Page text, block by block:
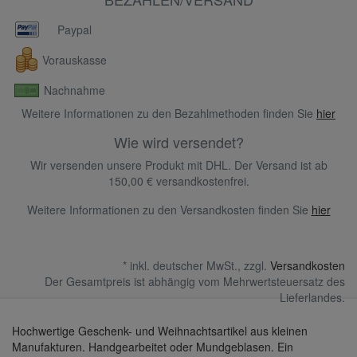
Paypal
Vorauskasse
Nachnahme
Weitere Informationen zu den Bezahlmethoden finden Sie hier
Wie wird versendet?
Wir versenden unsere Produkt mit DHL. Der Versand ist ab
150,00 € versandkostenfrei.
Weitere Informationen zu den Versandkosten finden Sie hier
* inkl. deutscher MwSt., zzgl. Versandkosten
Der Gesamtpreis ist abhängig vom Mehrwertsteuersatz des
Lieferlandes.
Hochwertige Geschenk- und Weihnachtsartikel aus kleinen
Manufakturen. Handgearbeitet oder Mundgeblasen. Ein